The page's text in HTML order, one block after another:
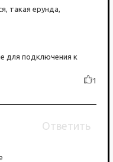
такая ерунда,
для подключения к
1
Ответить